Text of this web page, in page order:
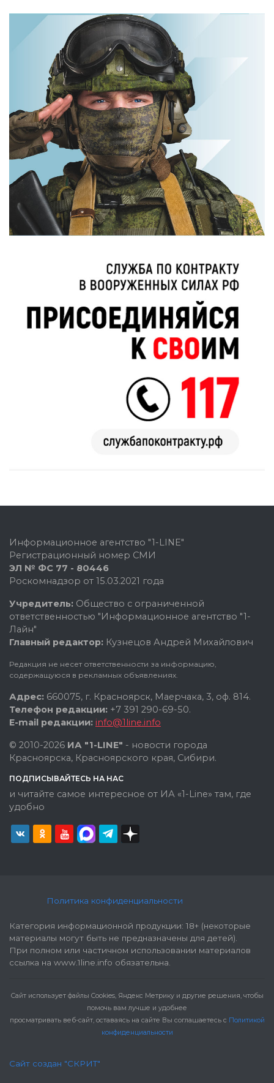
Информационное агентство "1-LINE"
Регистрационный номер СМИ
ЭЛ № ФС 77 - 80446
Роскомнадзор от 15.03.2021 года
Учредитель: Общество с ограниченной
ответственностью "Информационное агентство "1-
Лайн"
Главный редактор: Кузнецов Андрей Михайлович
Редакция не несет ответственности за информацию,
содержащуюся в рекламных объявлениях.
Адрес: 660075, г. Красноярск, Маерчака, 3, оф. 814.
Телефон редакции: +7 391 290-69-50.
E-mail редакции: info@1line.info
© 2010-2026 ИА "1-LINE" - новости города
Красноярска, Красноярского края, Сибири.
ПОДПИСЫВАЙТЕСЬ НА НАС
и читайте самое интересное от ИА «1-Line» там, где
удобно
Политика конфиденциальности
Категория информационной продукции: 18+ (некоторые
материалы могут быть не предназначены для детей).
При полном или частичном использовании материалов
ссылка на www.1line.info обязательна.
Cайт использует файлы Cookies, Яндекс Метрику и другие решения, чтобы
помочь вам лучше и удобнее
просматривать веб-сайт, оставаясь на сайте Вы соглашаетесь с Политикой
конфиденциальности
Сайт создан "СКРИТ"